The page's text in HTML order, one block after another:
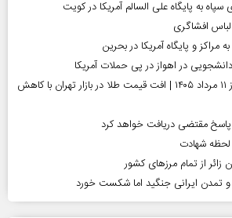
به پایگاه علی السالم آمریکا در کویت
لباس افشاگری
و پایگاه‌ آمریکا در بحرین
در اهواز در پی حملات آمریکا
قیمت طلا و سکه امروز ۱۱ مرداد ۱۴۰۵ | افت قیمت طلا در بازار تهران با کاهش
پاسخ مقتضی دریافت خواهد کرد
شهادت
تمدن ایرانی جنگید اما شکست خورد